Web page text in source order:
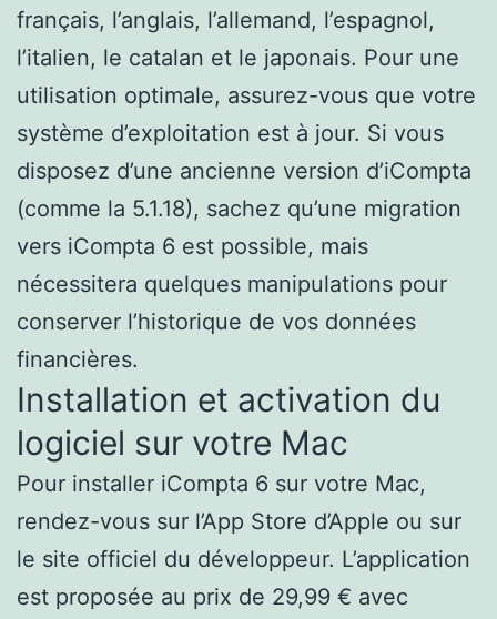
français, l’anglais, l’allemand, l’espagnol,
l’italien, le catalan et le japonais. Pour une
utilisation optimale, assurez-vous que votre
système d’exploitation est à jour. Si vous
disposez d’une ancienne version d’iCompta
(comme la 5.1.18), sachez qu’une migration
vers iCompta 6 est possible, mais
nécessitera quelques manipulations pour
conserver l’historique de vos données
financières.
Installation et activation du
logiciel sur votre Mac
Pour installer iCompta 6 sur votre Mac,
rendez-vous sur l’App Store d’Apple ou sur
le site officiel du développeur. L’application
est proposée au prix de 29,99 € avec